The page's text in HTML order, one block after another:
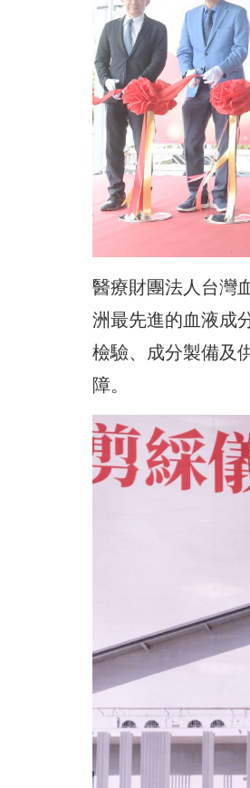
醫療財團法人台灣
洲最先進的血液成
檢驗、成分製備及
障。